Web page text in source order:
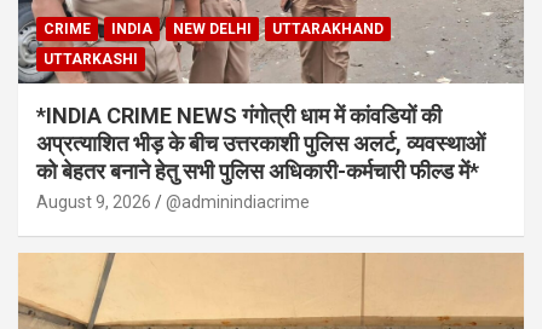
CRIME INDIA NEW DELHI
UTTARAKHAND
UTTARKASHI
*INDIA CRIME NEWS गंगोत्री धाम में कांवडियों की
अप्रत्याशित भीड़ के बीच उत्तरकाशी पुलिस अलर्ट, व्यवस्थाओं
को बेहतर बनाने हेतु सभी पुलिस अधिकारी-कर्मचारी फील्ड में*
August 9, 2026 @adminindiacrime